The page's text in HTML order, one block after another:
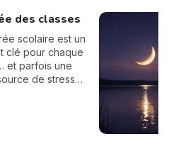
des classes
scolaire est un
clé pour chaque
et parfois une
de stress
parents ! Bonne
: l'astrologie peut